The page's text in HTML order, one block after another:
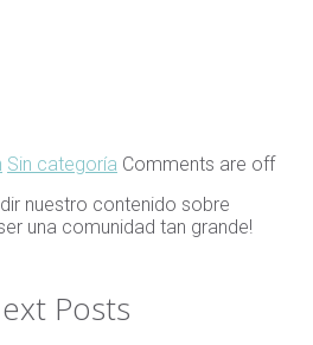
Sin categoría Comments are off
nuestro contenido sobre
una comunidad tan grande!
Posts